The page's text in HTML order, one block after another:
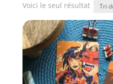
Voici le seul résultat